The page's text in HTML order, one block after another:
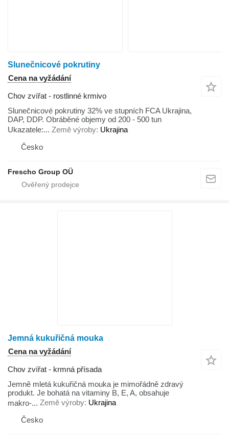
Slunečnicové pokrutiny
Cena na vyžádání
Chov zvířat - rostlinné krmivo
Slunečnicové pokrutiny 32% ve stupních FCA Ukrajina,
DAP, DDP. Obráběné objemy od 200 - 500 tun
Ukazatele:... Země výroby Ukrajina
Česko
Frescho Group OÜ
Jemná kukuřičná mouka
Cena na vyžádání
Chov zvířat - krmná přísada
Jemně mletá kukuřičná mouka je mimořádně zdravý
produkt. Je bohatá na vitaminy B, E, A, obsahuje
makro-... Země výroby Ukrajina
Česko